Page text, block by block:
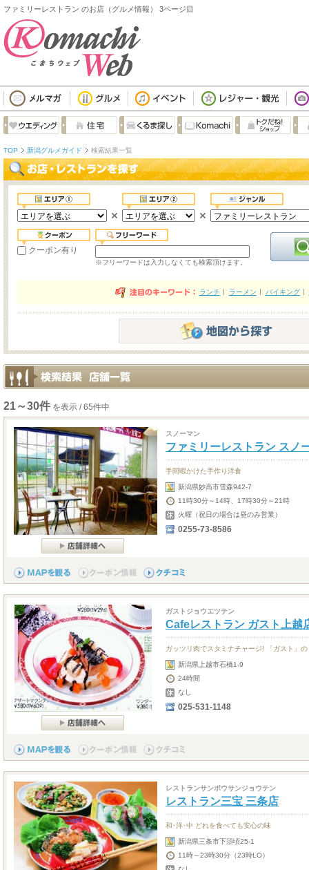
ファミリーレストラン のお店（グルメ情報） 3ページ目
TOP 新潟グルメガイド 検索結果一覧
クーポン有り
※フリーワードは入力しなくても検索頂けます。
ランチ ラーメン バイキング
21～30件 を表示 / 65件中
スノーマン
ファミリーレストラン スノ
手間暇かけた手作り洋食
新潟県妙高市雪森942-7
11時30分～14時、17時30分～21時
火曜（祝日の場合は昼のみ営業）
0255-73-8586
ガストジョウエツテン
Cafeレストラン ガスト上越
ガッツリ肉でスタミナチャージ! 「ガスト」
新潟県上越市石橋1-9
24時間
なし
025-531-1148
レストランサンポウサンジョウテン
レストラン三宝 三条店
和･洋･中 どれを食べても安心の味
新潟県三条市下須頃25-1
11時～23時30分（23時LO）